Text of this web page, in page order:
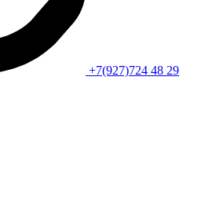
+7(927)724 48 29